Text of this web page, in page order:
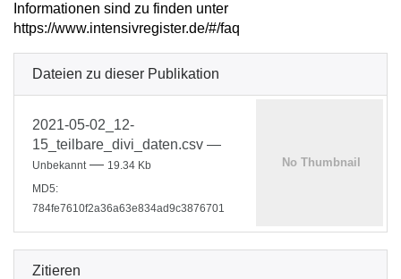
Informationen sind zu finden unter
https://www.intensivregister.de/#/faq
Dateien zu dieser Publikation
2021-05-02_12-
15_teilbare_divi_daten.csv —
Unbekannt — 19.34 Kb
MD5:
784fe7610f2a36a63e834ad9c3876701
Zitieren